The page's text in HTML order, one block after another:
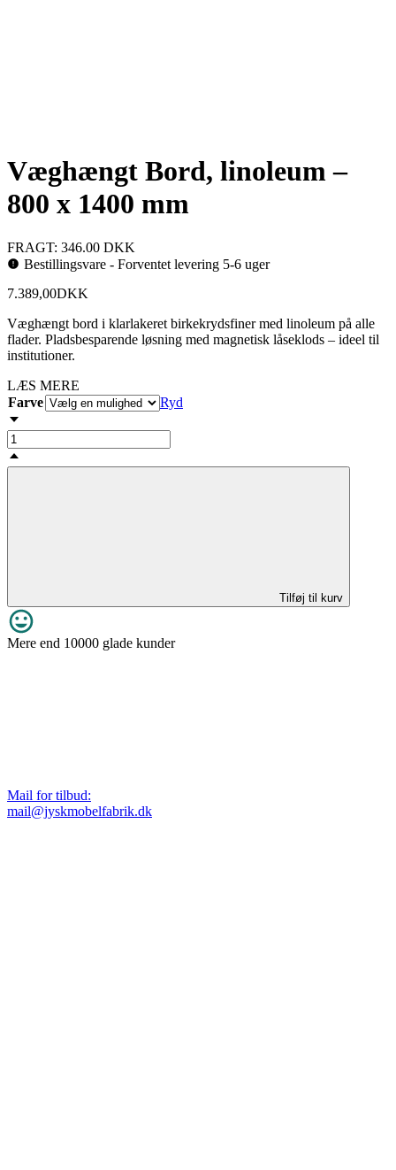
Væghængt Bord, linoleum –
800 x 1400 mm
FRAGT: 346.00 DKK
Bestillingsvare - Forventet levering 5-6 uger
7.389,00DKK
Væghængt bord i klarlakeret birkekrydsfiner med linoleum på alle
flader. Pladsbesparende løsning med magnetisk låseklods – ideel til
institutioner.
LÆS MERE
Farve
Ryd
Tilføj til kurv
Mere end 10000 glade kunder
Mail for tilbud:
mail@jyskmobelfabrik.dk